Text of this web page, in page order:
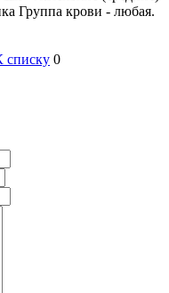
Группа крови - любая.
списку 0